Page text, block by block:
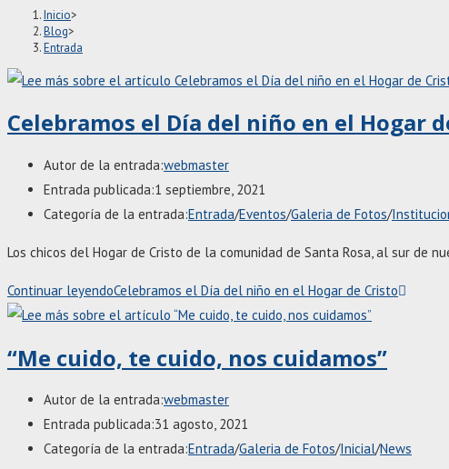
Inicio>
Blog>
Entrada
Celebramos el Día del niño en el Hogar
Autor de la entrada:webmaster
Entrada publicada:1 septiembre, 2021
Categoría de la entrada:Entrada/Eventos/Galeria de Fotos/
Los chicos del Hogar de Cristo de la comunidad de Santa Rosa, al sur de
Continuar leyendoCelebramos el Día del niño en el Hogar de Cristo
“Me cuido, te cuido, nos cuidamos”
Autor de la entrada:webmaster
Entrada publicada:31 agosto, 2021
Categoría de la entrada:Entrada/Galeria de Fotos/Inicial/News